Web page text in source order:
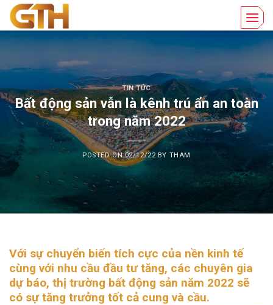
Skip
content
TIN TỨC
Bất động sản vẫn là kênh trú ẩn an toàn
trong năm 2022
POSTED ON02/12/22BY THAM
Với sự chuyển biến tích cực của nền kinh tế
cùng với nhu cầu đầu tư tăng, các chuyên gia
dự báo, thị trường bất động sản năm 2022 sẽ
có sự tăng trưởng tốt cả cung và cầu.